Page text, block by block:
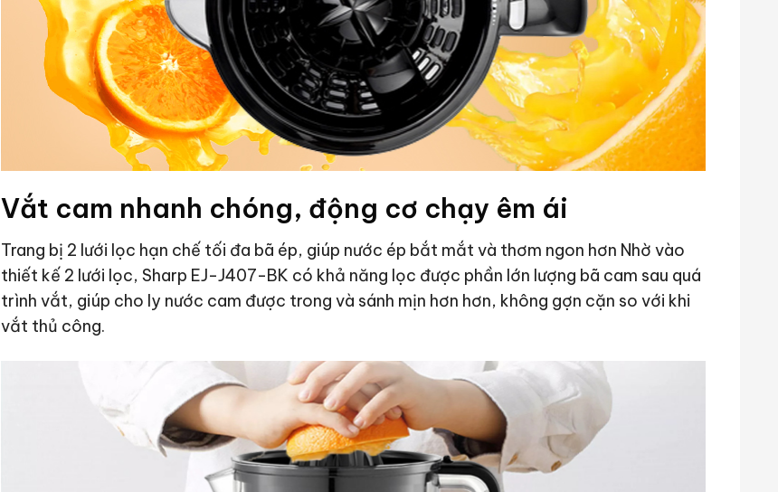
Vắt cam nhanh chóng, động cơ chạy êm ái
Trang bị 2 lưới lọc hạn chế tối đa bã ép, giúp nước ép bắt mắt và thơm ngon hơn Nhờ vào
thiết kế 2 lưới lọc, Sharp EJ-J407-BK có khả năng lọc được phần lớn lượng bã cam sau quá
trình vắt, giúp cho ly nước cam được trong và sánh mịn hơn hơn, không gợn cặn so với khi
vắt thủ công.